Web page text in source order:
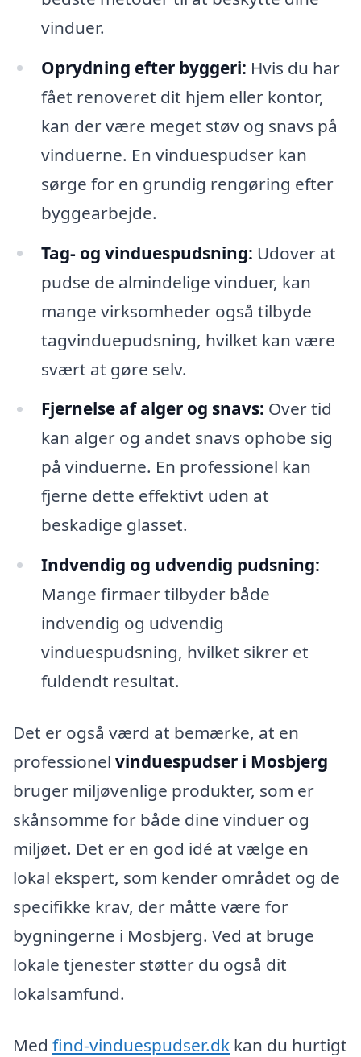
vinduer.
Oprydning efter byggeri: Hvis du har
fået renoveret dit hjem eller kontor,
kan der være meget støv og snavs på
vinduerne. En vinduespudser kan
sørge for en grundig rengøring efter
byggearbejde.
Tag- og vinduespudsning: Udover at
pudse de almindelige vinduer, kan
mange virksomheder også tilbyde
tagvinduepudsning, hvilket kan være
svært at gøre selv.
Fjernelse af alger og snavs: Over tid
kan alger og andet snavs ophobe sig
på vinduerne. En professionel kan
fjerne dette effektivt uden at
beskadige glasset.
Indvendig og udvendig pudsning:
Mange firmaer tilbyder både
indvendig og udvendig
vinduespudsning, hvilket sikrer et
fuldendt resultat.
Det er også værd at bemærke, at en
professionel vinduespudser i Mosbjerg
bruger miljøvenlige produkter, som er
skånsomme for både dine vinduer og
miljøet. Det er en god idé at vælge en
lokal ekspert, som kender området og de
specifikke krav, der måtte være for
bygningerne i Mosbjerg. Ved at bruge
lokale tjenester støtter du også dit
lokalsamfund.
Med find-vinduespudser.dk kan du hurtigt